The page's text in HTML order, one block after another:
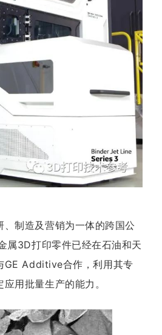
制造及营销为一体的跨国公
属3D打印零件已经在石油和天
GE Additive合作，利用其专
用批量生产的能力。